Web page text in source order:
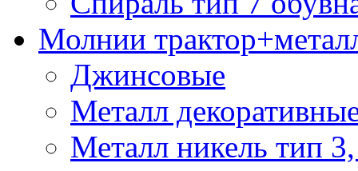
Молнии
Джинсовые
Металл
Металл никель тип